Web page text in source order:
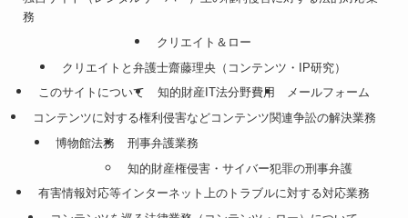
務
クリエイト＆ロー
クリエイトと弁護士齋藤理央（コンテンツ・IP研究）
このサイトについて
知的財産IT法分野費用
メールフォーム
コンテンツに対する権利侵害などコンテンツ関連争訟の解決業務
博物館法務
刑事弁護業務
知的財産権侵害・サイバー犯罪の刑事弁護
有害情報対応等インターネット上のトラブルに対する対応業務